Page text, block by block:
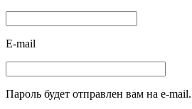
E-mail
Пароль будет отправлен вам на e-mail.